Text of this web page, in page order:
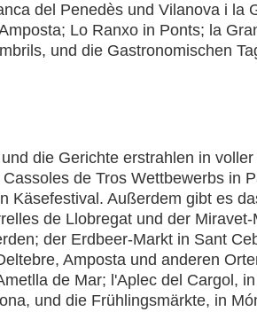
del Penedès und Vilanova i
Lo Ranxo in Ponts; la
und die Gastronomischen
die Gerichte erstrahlen in
de Tros Wettbewerbs in
Käsefestival. Außerdem gibt es
de Llobregat und der
der Erdbeer-Markt in Sant
Amposta und anderen
de Mar; l'Aplec del Cargol,
und die Frühlingsmärkte, in